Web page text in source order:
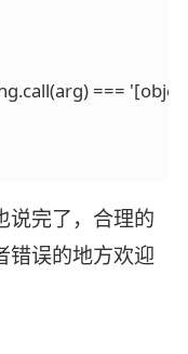
===
说完了，合理的
错误的地方欢迎